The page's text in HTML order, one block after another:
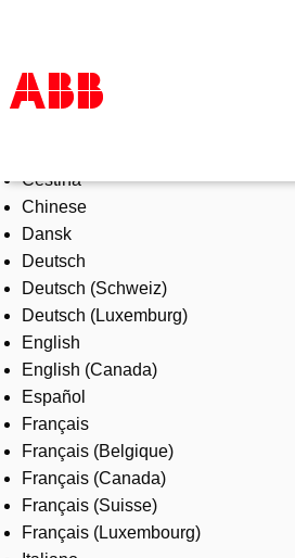
Products & Solutions
Industries
Services
About us
Where to buy
Contact us
Careers
Čeština
Chinese
Dansk
Deutsch
Deutsch (Schweiz)
Deutsch (Luxemburg)
English
English (Canada)
Español
Français
Français (Belgique)
Français (Canada)
Français (Suisse)
Français (Luxembourg)